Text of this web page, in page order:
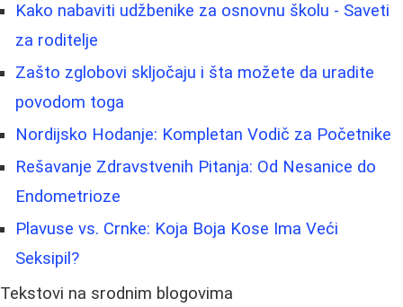
Kako nabaviti udžbenike za osnovnu školu - Saveti
za roditelje
Zašto zglobovi skljočaju i šta možete da uradite
povodom toga
Nordijsko Hodanje: Kompletan Vodič za Početnike
Rešavanje Zdravstvenih Pitanja: Od Nesanice do
Endometrioze
Plavuse vs. Crnke: Koja Boja Kose Ima Veći
Seksipil?
Tekstovi na srodnim blogovima